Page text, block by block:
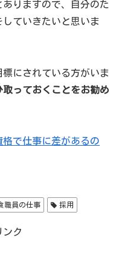
りますので、自分のた
ていきたいと思いま
にされている方がいま
取っておくことをお勧め
で仕事に差があるの
職員の仕事 採用
ンク